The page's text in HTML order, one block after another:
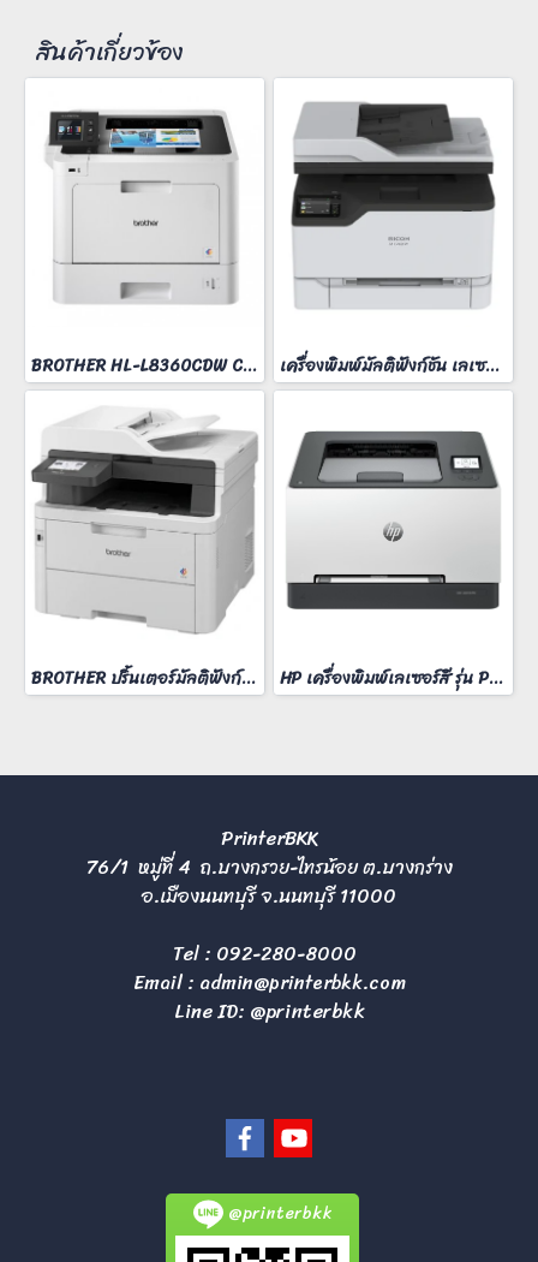
สินค้าเกี่ยวข้อง
BROTHER HL-L8360CDW COLOR LASER PRINTER เครื่องพิมพ์มัลติฟังก์ชัน เลเซอร์ Ricoh M C240FW
BROTHER ปริ้นเตอร์มัลติฟังก์ชั่น รุ่น MFC-L3760CDW HP เครื่องพิมพ์เลเซอร์สี รุ่น Pro 3203dn
PrinterBKK
76/1 หมู่ที่ 4 ถ.บางกรวย-ไทรน้อย ต.บางกร่าง
อ.เมืองนนทบุรี จ.นนทบุรี 11000
Tel : 092-280-8000
Email : admin@printerbkk.com
Line ID: @printerbkk
@printerbkk